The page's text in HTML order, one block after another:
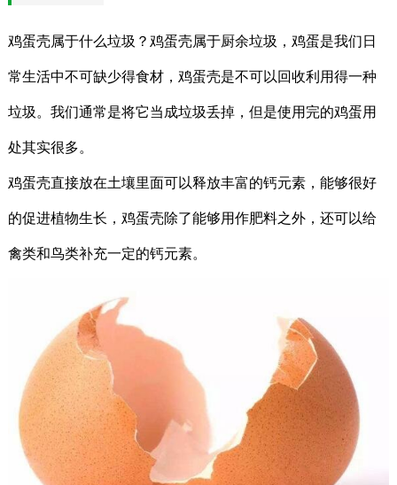
鸡蛋壳属于什么垃圾？鸡蛋壳属于厨余垃圾，鸡蛋是我们日
常生活中不可缺少得食材，鸡蛋壳是不可以回收利用得一种
垃圾。我们通常是将它当成垃圾丢掉，但是使用完的鸡蛋用
处其实很多。
鸡蛋壳直接放在土壤里面可以释放丰富的钙元素，能够很好
的促进植物生长，鸡蛋壳除了能够用作肥料之外，还可以给
禽类和鸟类补充一定的钙元素。